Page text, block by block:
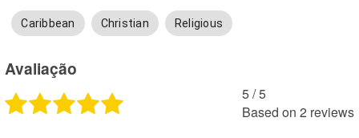
Caribbean Christian Religious
Avaliação
5 /5
Based on 2 reviews